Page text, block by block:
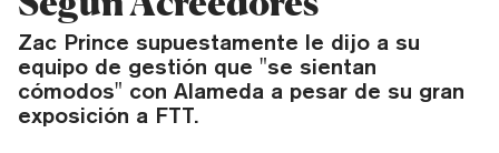
Zac Prince supuestamente le dijo a su
equipo de gestión que "se sientan
cómodos" con Alameda a pesar de su gran
exposición a FTT.